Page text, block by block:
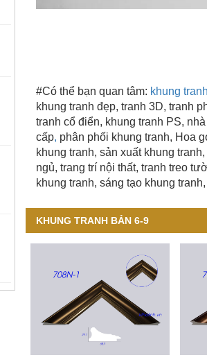
#Có thể bạn quan tâm: khung
khung tranh đẹp, tranh 3D, tranh
tranh cổ điển, khung tranh PS,
cấp, phân phối khung tranh, Hoa
khung tranh, sản xuất khung tranh
ngủ, trang trí nội thất, tranh treo
khung tranh, sáng tạo khung tranh,
KHUNG TRANH BẢN 6-9